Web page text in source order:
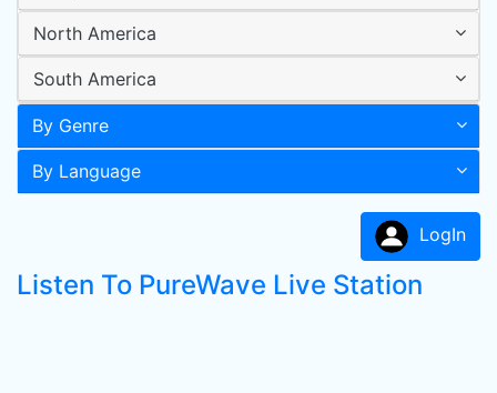
North America
South America
By Genre
By Language
LogIn
Listen To PureWave Live Station